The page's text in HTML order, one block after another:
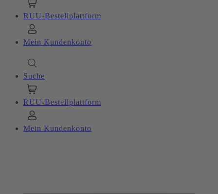
RUU-Bestellplattform
Mein Kundenkonto
Suche
RUU-Bestellplattform
Mein Kundenkonto